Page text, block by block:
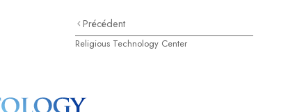
Précédent
Religious Technology Center